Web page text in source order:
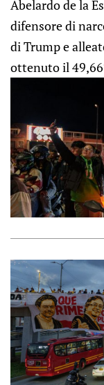
Abelardo de la
difensore di
di Trump e
ottenuto il